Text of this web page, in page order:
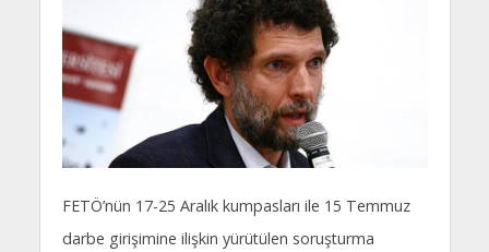
FETÖ’nün 17-25 Aralık kumpasları ile 15 Temmuz
darbe girişimine ilişkin yürütülen soruşturma